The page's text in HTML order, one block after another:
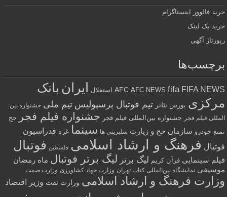
خرید فالوور اینستاگرام
خرید بک لینک
رپورتاژ آگهی
برچسب‌ها
AFC AFC NEWS fifa FIFA NEWS استقلال ایران بانک
مرکزی بورس تئاتر تیم فوتبال پرسپولیس تیم ملی جشنواره بین
المللی فیلم فجر جشنواره بین‌المللی فیلم فجر جشنواره فیلم فجر
حج
تمتع خودرو سازمان حج و زیارت سلبریتی ها سینما غزه فدراسیون
فوتبال فرهنگ و ارشاد اسلامی فلسطین فوتبال
فیلم سینمایی قرآن کریم لیگ برتر لیگ برتر فوتبال ماه رمضان
موسیقی نمایشگاه بین‌المللی کتاب تهران وزارت جهاد کشاورزی وزارت صمت
وزارت فرهنگ و ارشاد اسلامی وزارت نفت وزیر اقتصاد